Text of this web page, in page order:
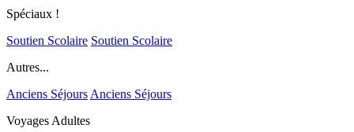
Spéciaux !
Soutien Scolaire Soutien Scolaire
Autres...
Anciens Séjours Anciens Séjours
Voyages Adultes